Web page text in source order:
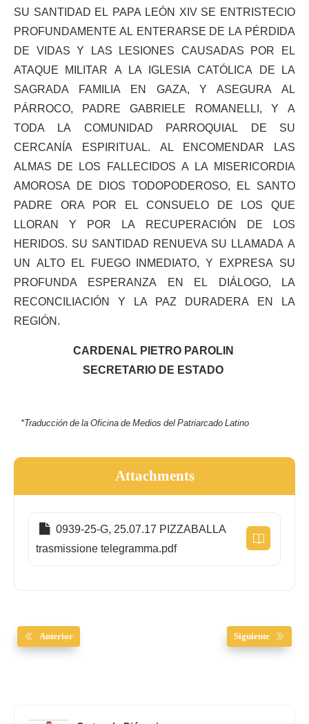
SU SANTIDAD EL PAPA LEÓN XIV SE ENTRISTECIO
PROFUNDAMENTE AL ENTERARSE DE LA PÉRDIDA
DE VIDAS Y LAS LESIONES CAUSADAS POR EL
ATAQUE MILITAR A LA IGLESIA CATÓLICA DE LA
SAGRADA FAMILIA EN GAZA, Y ASEGURA AL
PÁRROCO, PADRE GABRIELE ROMANELLI, Y A
TODA LA COMUNIDAD PARROQUIAL DE SU
CERCANÍA ESPIRITUAL. AL ENCOMENDAR LAS
ALMAS DE LOS FALLECIDOS A LA MISERICORDIA
AMOROSA DE DIOS TODOPODEROSO, EL SANTO
PADRE ORA POR EL CONSUELO DE LOS QUE
LLORAN Y POR LA RECUPERACIÓN DE LOS
HERIDOS. SU SANTIDAD RENUEVA SU LLAMADA A
UN ALTO EL FUEGO INMEDIATO, Y EXPRESA SU
PROFUNDA ESPERANZA EN EL DIÁLOGO, LA
RECONCILIACIÓN Y LA PAZ DURADERA EN LA
REGIÓN.
CARDENAL PIETRO PAROLIN
SECRETARIO DE ESTADO
*Traducción de la Oficina de Medios del Patriarcado Latino
Attachments
0939-25-G, 25.07.17 PIZZABALLA
trasmissione telegramma.pdf
Anterior Siguiente